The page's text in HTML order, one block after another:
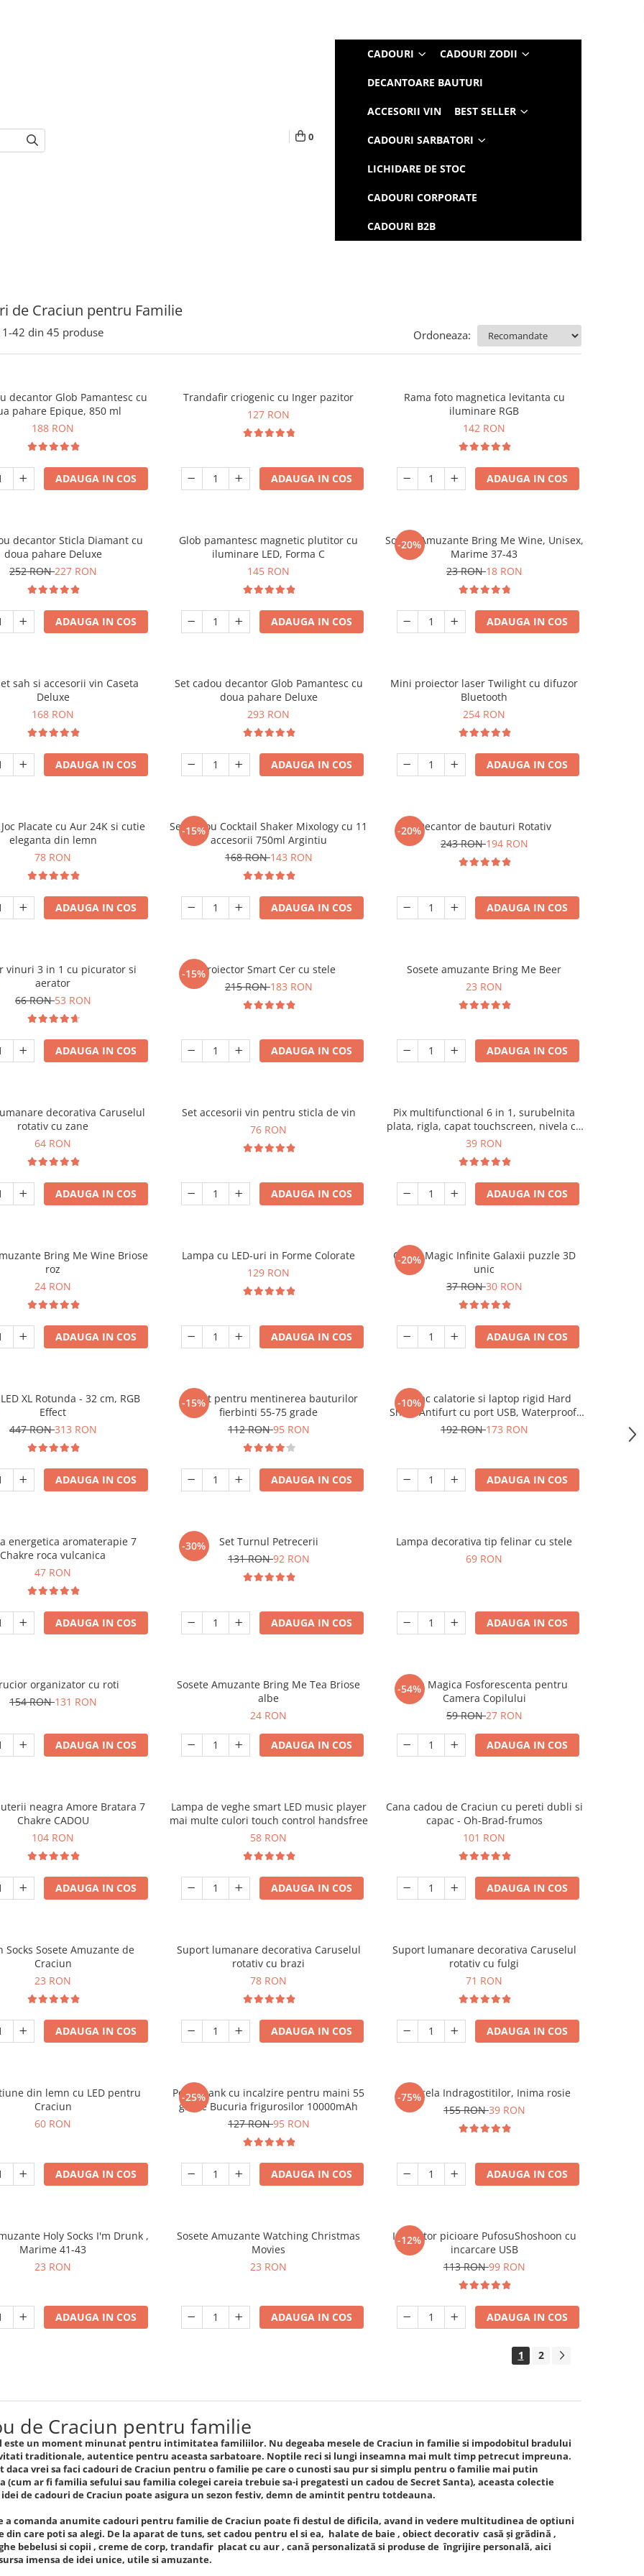
0
CADOURI CADOURI ZODII
DECANTOARE BAUTURI
ACCESORII VIN BEST SELLER
CADOURI SARBATORI
LICHIDARE DE STOC
CADOURI CORPORATE
CADOURI B2B
de Craciun pentru Familie
1-42 din 45 produse Ordoneaza:
decantor Glob Pamantesc cu
pahare Epique, 850 ml
188 RON
ADAUGA IN COS
Trandafir criogenic cu Inger pazitor
127 RON
ADAUGA IN COS
Rama foto magnetica levitanta cu
iluminare RGB
142 RON
ADAUGA IN COS
decantor Sticla Diamant cu
doua pahare Deluxe
252 RON227 RON
ADAUGA IN COS
Glob pamantesc magnetic plutitor cu
iluminare LED, Forma C
145 RON
ADAUGA IN COS
-20%
Sosete Amuzante Bring Me Wine, Unisex,
Marime 37-43
23 RON18 RON
ADAUGA IN COS
sah si accesorii vin Caseta
Deluxe
168 RON
ADAUGA IN COS
Set cadou decantor Glob Pamantesc cu
doua pahare Deluxe
293 RON
ADAUGA IN COS
Mini proiector laser Twilight cu difuzor
Bluetooth
254 RON
ADAUGA IN COS
Placate cu Aur 24K si cutie
eleganta din lemn
78 RON
ADAUGA IN COS
-15%
Set cadou Cocktail Shaker Mixology cu 11
accesorii 750ml Argintiu
168 RON143 RON
ADAUGA IN COS
-20%Decantor de bauturi Rotativ
243 RON194 RON
ADAUGA IN COS
vinuri 3 in 1 cu picurator si
aerator
66 RON53 RON
ADAUGA IN COS
-15%Proiector Smart Cer cu stele
215 RON183 RON
ADAUGA IN COS
Sosete amuzante Bring Me Beer
23 RON
ADAUGA IN COS
decorativa Caruselul
rotativ cu zane
64 RON
ADAUGA IN COS
Set accesorii vin pentru sticla de vin
76 RON
ADAUGA IN COS
Pix multifunctional 6 in 1, surubelnita
plata, rigla, capat touchscreen, nivela cu
bula
39 RON
ADAUGA IN COS
Bring Me Wine Briose
roz
24 RON
ADAUGA IN COS
Lampa cu LED-uri in Forme Colorate
129 RON
ADAUGA IN COS
-20%
Cubul Magic Infinite Galaxii puzzle 3D
unic
37 RON30 RON
ADAUGA IN COS
XL Rotunda - 32 cm, RGB
Effect
447 RON313 RON
ADAUGA IN COS
-15%
Aparat pentru mentinerea bauturilor
fierbinti 55-75 grade
112 RON95 RON
ADAUGA IN COS
-10%
Rucsac calatorie si laptop rigid Hard
Shell, Antifurt cu port USB, Waterproof,
44x30x17 cm, Compartimentare
192 RON173 RON
ADAUGA IN COS
energetica aromaterapie 7
Chakre roca vulcanica
47 RON
ADAUGA IN COS
-30%
Set Turnul Petrecerii
131 RON92 RON
ADAUGA IN COS
Lampa decorativa tip felinar cu stele
69 RON
ADAUGA IN COS
organizator cu roti
154 RON131 RON
ADAUGA IN COS
Sosete Amuzante Bring Me Tea Briose
albe
24 RON
ADAUGA IN COS
-54%
Luna Magica Fosforescenta pentru
Camera Copilului
59 RON27 RON
ADAUGA IN COS
neagra Amore Bratara 7
Chakre CADOU
104 RON
ADAUGA IN COS
Lampa de veghe smart LED music player
mai multe culori touch control handsfree
58 RON
ADAUGA IN COS
Cana cadou de Craciun cu pereti dubli si
capac - Oh-Brad-frumos
101 RON
ADAUGA IN COS
Socks Sosete Amuzante de
Craciun
23 RON
ADAUGA IN COS
Suport lumanare decorativa Caruselul
rotativ cu brazi
78 RON
ADAUGA IN COS
Suport lumanare decorativa Caruselul
rotativ cu fulgi
71 RON
ADAUGA IN COS
din lemn cu LED pentru
Craciun
60 RON
ADAUGA IN COS
-25%
Powerbank cu incalzire pentru maini 55
grade Bucuria frigurosilor 10000mAh
127 RON95 RON
ADAUGA IN COS
-75%
Umbrela Indragostitilor, Inima rosie
155 RON39 RON
ADAUGA IN COS
Holy Socks I'm Drunk ,
Marime 41-43
23 RON
ADAUGA IN COS
Sosete Amuzante Watching Christmas
Movies
23 RON
ADAUGA IN COS
-12%
Incalzitor picioare PufosuShoshoon cu
incarcare USB
113 RON99 RON
ADAUGA IN COS
1 2
de Craciun pentru familie
este un moment minunat pentru intimitatea familiilor. Nu degeaba mesele de Craciun in familie si impodobitul bradului
traditionale, autentice pentru aceasta sarbatoare. Noptile reci si lungi inseamna mai mult timp petrecut impreuna.
daca vrei sa faci cadouri de Craciun pentru o familie pe care o cunosti sau pur si simplu pentru o familie mai putin
(cum ar fi familia sefului sau familia colegei careia trebuie sa-i pregatesti un cadou de Secret Santa), aceasta colectie
idei de cadouri de Craciun poate asigura un sezon festiv, demn de amintit pentru totdeauna.
a comanda anumite cadouri pentru familie de Craciun poate fi destul de dificila, avand in vedere multitudinea de optiuni
din care poti sa alegi. De la aparat de tuns, set cadou pentru el si ea, halate de baie , obiect decorativ casă și grădină ,
bebelusi si copii , creme de corp, trandafir placat cu aur , cană personalizată si produse de îngrijire personală, aici
imensa de idei unice, utile si amuzante.